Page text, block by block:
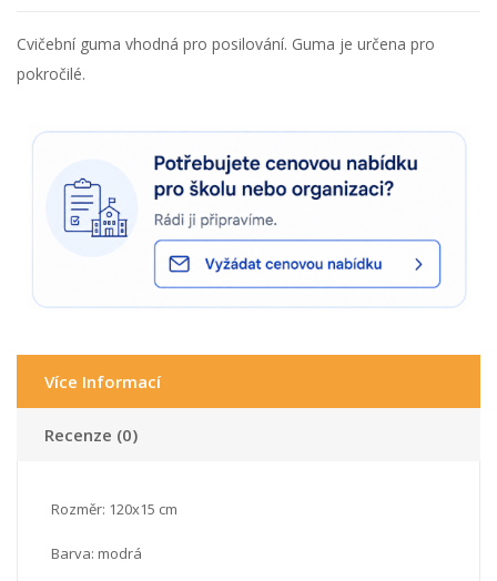
Cvičební guma vhodná pro posilování. Guma je určena pro
pokročilé.
Více Informací
Recenze (0)
Rozměr: 120x15 cm
Barva: modrá